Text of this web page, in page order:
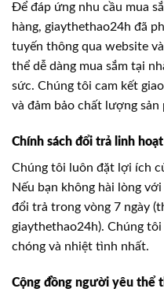
Để đáp ứng nhu cầu mua
hàng, giaythethao24h đã
tuyến thông qua website
thể dễ dàng mua sắm tại
sức. Chúng tôi cam kết
và đảm bảo chất lượng sản
Chính sách đổi trả linh hoạt
Chúng tôi luôn đặt lợi ích
Nếu bạn không hài lòng
đổi trả trong vòng 7 ngày
giaythethao24h). Chúng
chóng và nhiệt tình nhất.
Cộng đồng người yêu thể